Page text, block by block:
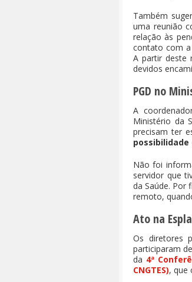
Também
uma reunião
relação às
contato com a
A partir deste
devidos
PGD no
A
Ministério da
precisam ter
Não foi
servidor que
da Saúde. Por
remoto,
Ato na
Os diretores
participaram
da 4ª
CNGTES), que